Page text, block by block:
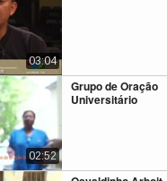
03:04
Grupo de Oração
Universitário
02:52